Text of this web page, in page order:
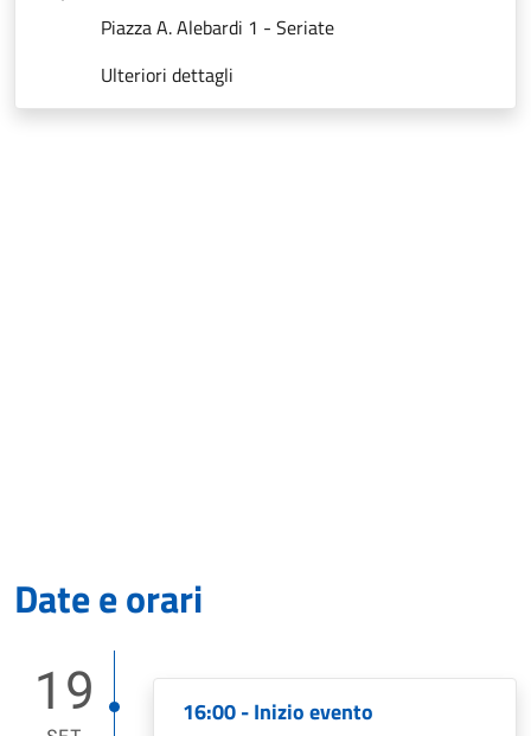
Piazza A. Alebardi 1 - Seriate
Ulteriori dettagli
Date e orari
19 16:00 - Inizio evento